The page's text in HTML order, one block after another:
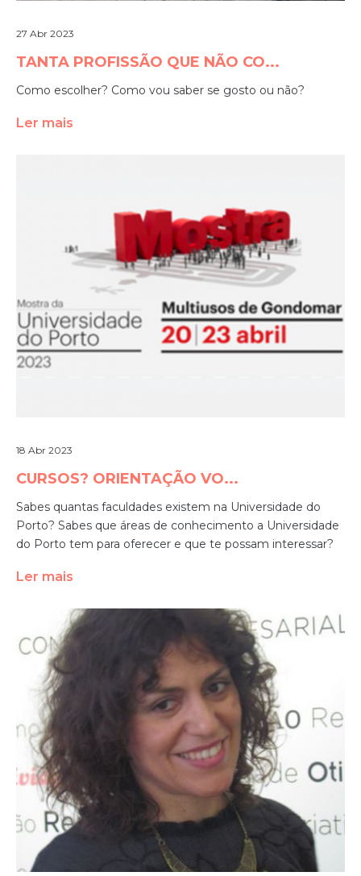
27 Abr 2023
TANTA PROFISSÃO QUE NÃO CO...
Como escolher? Como vou saber se gosto ou não?
Ler mais
18 Abr 2023
CURSOS? ORIENTAÇÃO VO...
Sabes quantas faculdades existem na Universidade do
Porto? Sabes que áreas de conhecimento a Universidade
do Porto tem para oferecer e que te possam interessar?
Ler mais